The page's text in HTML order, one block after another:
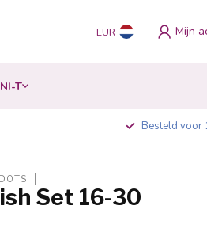
EUR Mijn
T
Besteld voor
Set 16-30